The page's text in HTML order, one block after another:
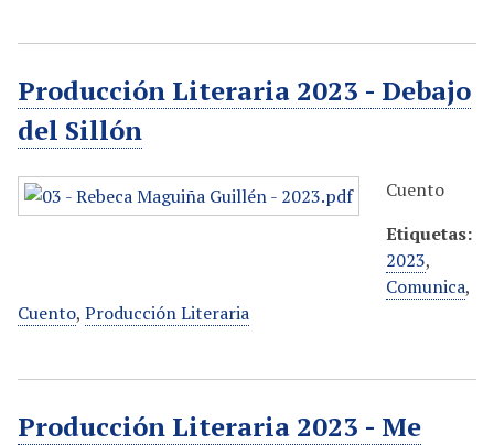
Producción Literaria 2023 - Debajo
del Sillón
Cuento
Etiquetas:
2023,
Comunica,
Cuento, Producción Literaria
Producción Literaria 2023 - Me